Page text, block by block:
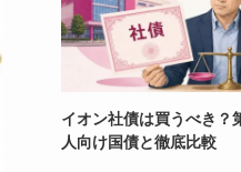
イオン社債は買うべき？
人向け国債と徹底比較